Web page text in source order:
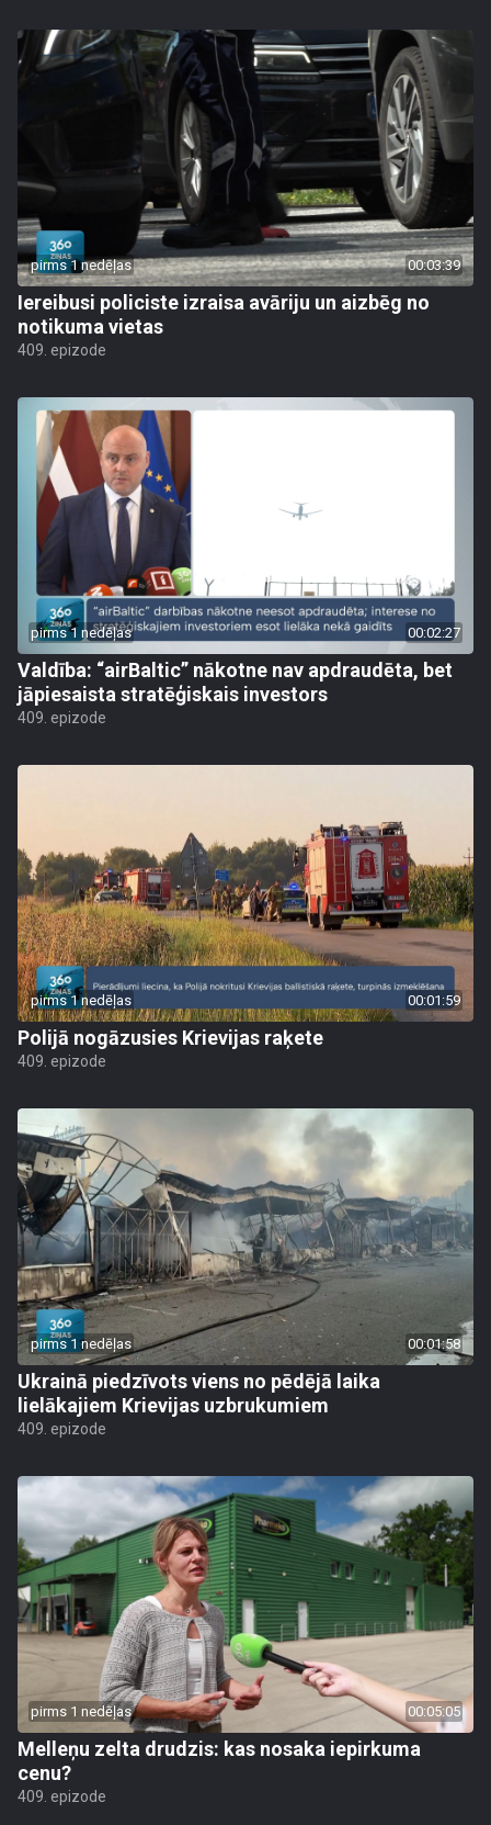
pirms 1 nedēļas 00:03:39
Iereibusi policiste izraisa avāriju un aizbēg no
notikuma vietas
409. epizode
pirms 1 nedēļas 00:02:27
Valdība: “airBaltic” nākotne nav apdraudēta, bet
jāpiesaista stratēģiskais investors
409. epizode
pirms 1 nedēļas 00:01:59
Polijā nogāzusies Krievijas raķete
409. epizode
pirms 1 nedēļas 00:01:58
Ukrainā piedzīvots viens no pēdējā laika
lielākajiem Krievijas uzbrukumiem
409. epizode
pirms 1 nedēļas 00:05:05
Melleņu zelta drudzis: kas nosaka iepirkuma
cenu?
409. epizode